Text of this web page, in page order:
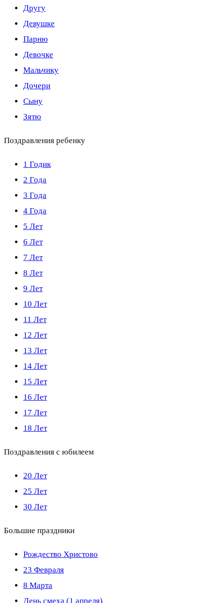
Другу
Девушке
Парню
Девочке
Мальчику
Дочери
Сыну
Зятю
Поздравления ребенку
1 Годик
2 Года
3 Года
4 Года
5 Лет
6 Лет
7 Лет
8 Лет
9 Лет
10 Лет
11 Лет
12 Лет
13 Лет
14 Лет
15 Лет
16 Лет
17 Лет
18 Лет
Поздравления с юбилеем
20 Лет
25 Лет
30 Лет
Большие праздники
Рождество Христово
23 Февраля
8 Марта
День смеха (1 апреля)